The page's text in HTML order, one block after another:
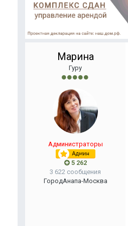
Марина
Гуру
Администраторы
5 262
3 622 сообщения
ГородАнапа-Москва